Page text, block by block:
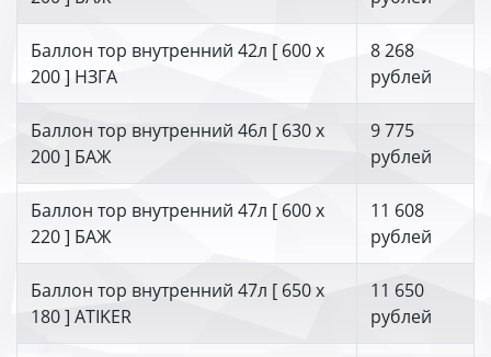
Баллон тор внутренний 42л [ 600 х
200 ] НЗГА
8 268
рублей
Баллон тор внутренний 46л [ 630 х
200 ] БАЖ
9 775
рублей
Баллон тор внутренний 47л [ 600 х
220 ] БАЖ
11 608
рублей
Баллон тор внутренний 47л [ 650 х
180 ] ATIKER
11 650
рублей